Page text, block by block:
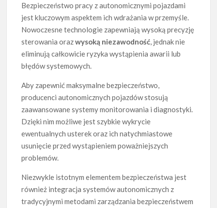
Bezpieczeństwo pracy z autonomicznymi pojazdami
jest kluczowym aspektem ich wdrażania w przemyśle.
Nowoczesne technologie zapewniają wysoką precyzję
sterowania orazwysoką niezawodność, jednak nie
eliminują całkowicie ryzyka wystąpienia awarii lub
błędów systemowych.
Aby zapewnić maksymalne bezpieczeństwo,
producenci autonomicznych pojazdów stosują
zaawansowane systemy monitorowania i diagnostyki.
Dzięki nim możliwe jest szybkie wykrycie
ewentualnych usterek oraz ich natychmiastowe
usunięcie przed wystąpieniem poważniejszych
problemów.
Niezwykle istotnym elementem bezpieczeństwa jest
również integracja systemów autonomicznych z
tradycyjnymi metodami zarządzania bezpieczeństwem